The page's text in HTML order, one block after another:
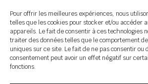
Pour offrir les meilleures expériences, nous
telles que les cookies pour stocker et/ou accéder
appareils. Le fait de consentir à ces technologies
traiter des données telles que le comportement
uniques sur ce site. Le fait de ne pas consentir ou
consentement peut avoir un effet négatif sur
fonctions.
Actualités